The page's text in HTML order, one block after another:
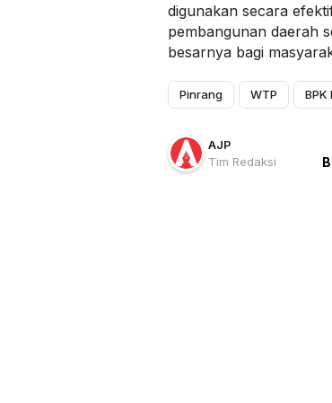
digunakan secara
pembangunan daerah
besarnya bagi
Pinrang WTP BPK
AJP
Tim Redaksi